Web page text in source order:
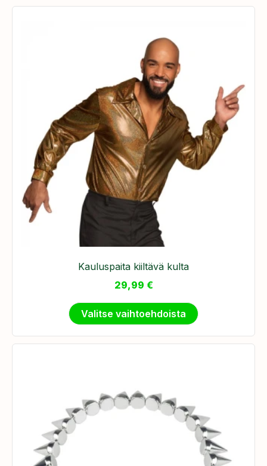
Kauluspaita kiiltävä kulta
29,99 €
Valitse vaihtoehdoista